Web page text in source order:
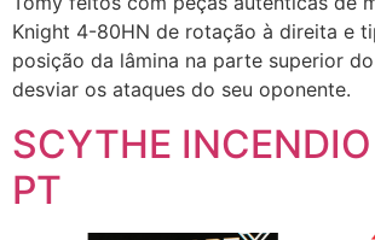
Knight 4-80HN de rotação à direita e
posição da lâmina na parte superior
desviar os ataques do seu oponente.
SCYTHE
PT